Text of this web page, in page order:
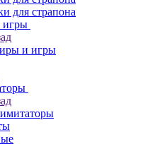
для страпона
игры
и игры